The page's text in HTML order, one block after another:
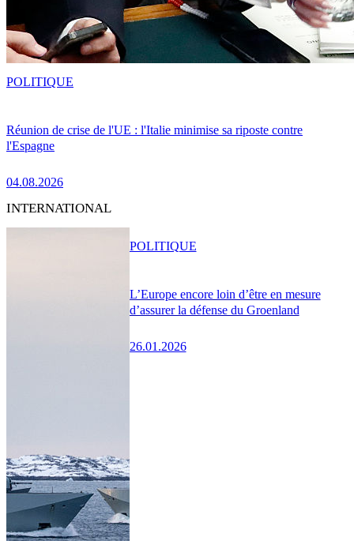
Réunion de crise de l'UE : l'Italie minimise sa riposte contre
l'Espagne
04.08.2026
POLITIQUE
INTERNATIONAL
L’Europe encore loin d’être en mesure
d’assurer la défense du Groenland
26.01.2026
POLITIQUE